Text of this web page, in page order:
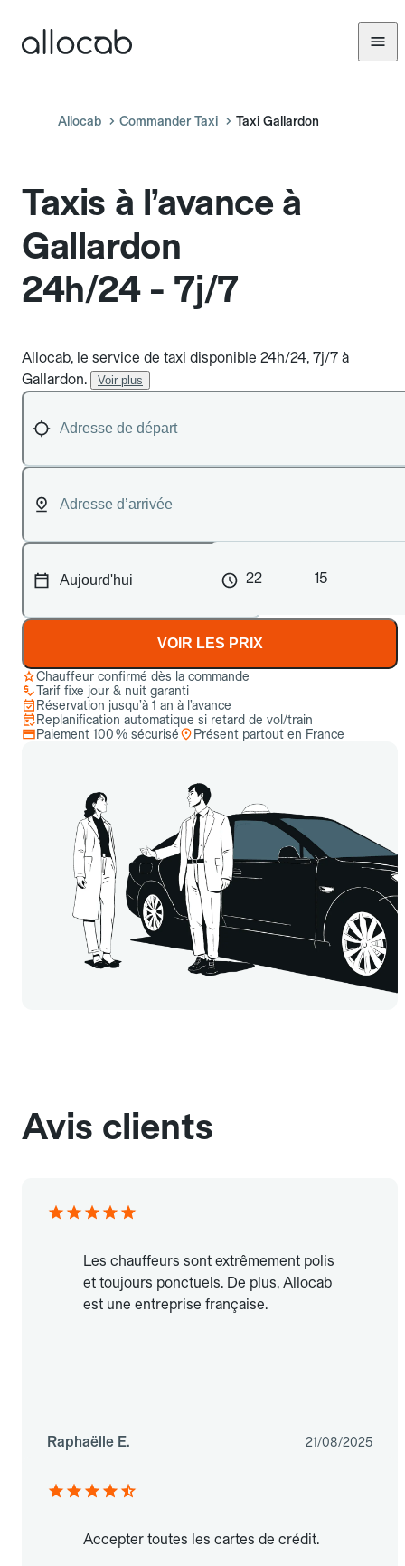
Allocab Commander Taxi Taxi Gallardon
Taxis à l’avance à
Gallardon
24h/24 - 7j/7
Allocab, le service de taxi disponible 24h/24, 7j/7 à
Gallardon.
Voir plus
22 15
VOIR LES PRIX
Chauffeur confirmé dès la commande
Tarif fixe jour & nuit garanti
Réservation jusqu’à 1 an à l’avance
Replanification automatique si retard de vol/train
Paiement 100 % sécurisé
Présent partout en France
Avis clients
Les chauffeurs sont extrêmement polis
et toujours ponctuels. De plus, Allocab
est une entreprise française.
Raphaëlle E. 21/08/2025
Accepter toutes les cartes de crédit.